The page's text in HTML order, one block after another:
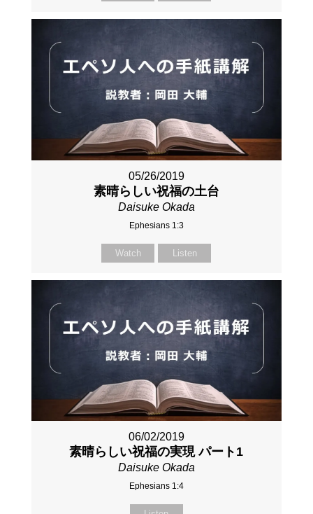
05/26/2019
素晴らしい祝福の土台
Daisuke Okada
Ephesians 1:3
Watch Listen
06/02/2019
素晴らしい祝福の実現 パート1
Daisuke Okada
Ephesians 1:4